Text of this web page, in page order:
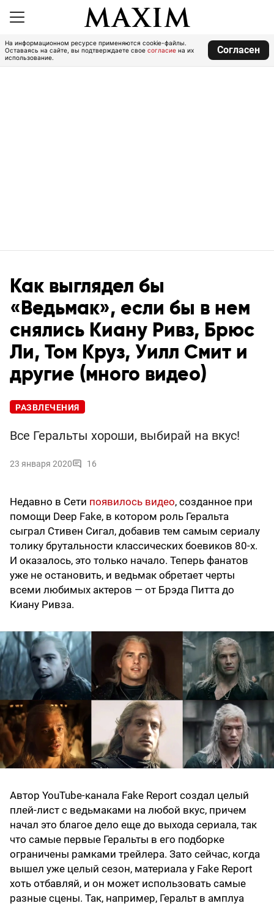
На информационном ресурсе применяются cookie-файлы.
Оставаясь на сайте, вы подтверждаете свое согласие на их
использование.
Согласен
Как выглядел бы
«Ведьмак», если бы в нем
снялись Киану Ривз, Брюс
Ли, Том Круз, Уилл Смит и
другие (много видео)
РАЗВЛЕЧЕНИЯ
Все Геральты хороши, выбирай на вкус!
23 января 2020 16
Недавно в Сети появилось видео, созданное при
помощи Deep Fake, в котором роль Геральта
сыграл Стивен Сигал, добавив тем самым сериалу
толику брутальности классических боевиков 80-х.
И оказалось, это только начало. Теперь фанатов
уже не остановить, и ведьмак обретает черты
всеми любимых актеров — от Брэда Питта до
Киану Ривза.
Автор YouTube-канала Fake Report создал целый
плей-лист с ведьмаками на любой вкус, причем
начал это благое дело еще до выхода сериала, так
что самые первые Геральты в его подборке
ограничены рамками трейлера. Зато сейчас, когда
вышел уже целый сезон, материала у Fake Report
хоть отбавляй, и он может использовать самые
разные сцены. Так, например, Геральт в амплуа